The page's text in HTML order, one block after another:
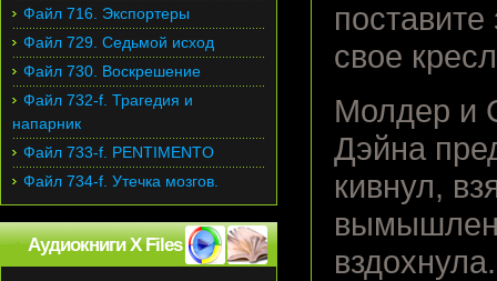
свое
Молдер и
Дэйна
кивнул,
вздохнула.
Файл 716. Экспортеры
Файл 729. Седьмой исход
Файл 730. Воскрешение
Файл 732-f. Трагедия и
напарник
Файл 733-f. PENTIMENTO
Файл 734-f. Утечка мозгов.
Аудиокниги X Files